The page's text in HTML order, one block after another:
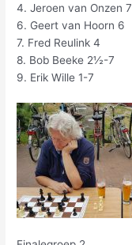
4. Jeroen van Onzen
6. Geert van Hoorn 6
7. Fred Reulink 4
8. Bob Beeke 2½-7
9. Erik Wille 1-7